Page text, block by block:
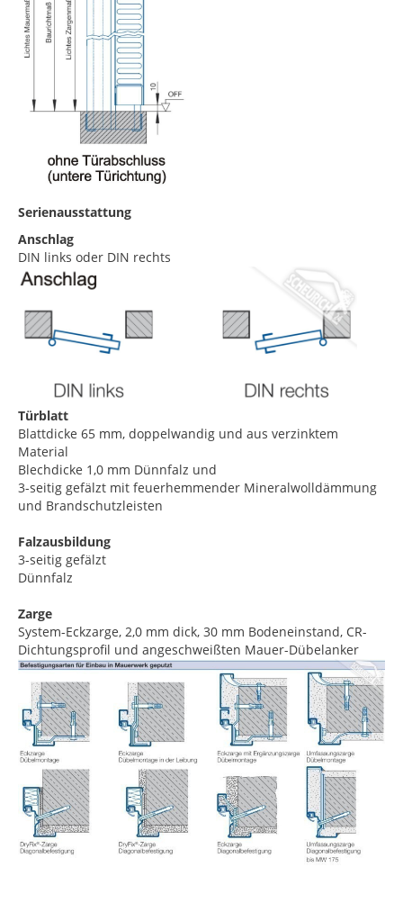
Serienausstattung
Anschlag
DIN links oder DIN rechts
Türblatt
Blattdicke 65 mm, doppelwandig und aus verzinktem
Material
Blechdicke 1,0 mm Dünnfalz und
3-seitig gefälzt mit feuerhemmender Mineralwolldämmung
und Brandschutzleisten
Falzausbildung
3-seitig gefälzt
Dünnfalz
Zarge
System-Eckzarge, 2,0 mm dick, 30 mm Bodeneinstand, CR-
Dichtungsprofil und angeschweißten Mauer-Dübelanker